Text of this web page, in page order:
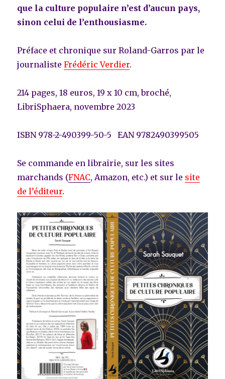
que la culture populaire n’est d’aucun pays,
sinon celui de l’enthousiasme.
Préface et chronique sur Roland-Garros par le
journalisteFrédéric Verdier.
214 pages, 18 euros, 19 x 10 cm, broché,
LibriSphaera, novembre 2023
ISBN 978-2-490399-50-5 EAN 9782490399505
Se commande en librairie, sur les sites
marchands (FNAC, Amazon, etc.) et sur le site
de l’éditeur.